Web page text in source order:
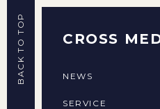
BACK TO TOP CROSS
NEWS
SERVICE